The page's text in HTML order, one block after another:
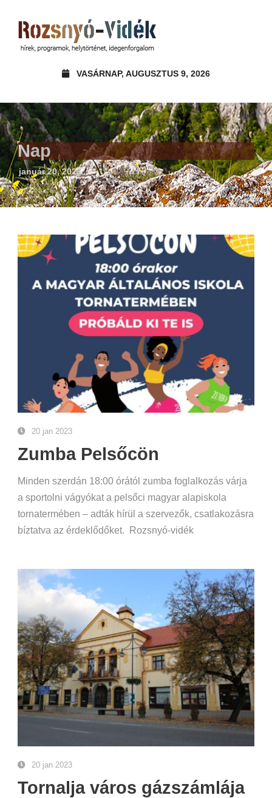
VASÁRNAP, AUGUSZTUS 9, 2026
Nap
január 20, 2023
20 jan 2023
Zumba Pelsőcön
Minden szerdán 18:00 órától zumba foglalkozás várja
a sportolni vágyókat a pelsőci magyar alapiskola
tornatermében – adták hírül a szervezők, csatlakozásra
bíztatva az érdeklődőket. Rozsnyó-vidék
20 jan 2023
Tornalja város gázszámlája